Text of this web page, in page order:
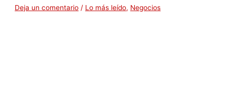
Deja un comentario / Lo más leído, Negocios